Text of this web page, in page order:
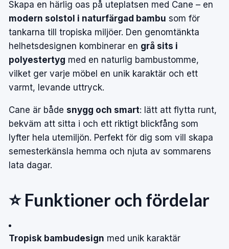
Skapa en härlig oas på uteplatsen med Cane – en
modern solstol i naturfärgad bambu som för
tankarna till tropiska miljöer. Den genomtänkta
helhetsdesignen kombinerar en grå sits i
polyestertyg med en naturlig bambustomme,
vilket ger varje möbel en unik karaktär och ett
varmt, levande uttryck.
Cane är både snygg och smart: lätt att flytta runt,
bekväm att sitta i och ett riktigt blickfång som
lyfter hela utemiljön. Perfekt för dig som vill skapa
semesterkänsla hemma och njuta av sommarens
lata dagar.
⭐ Funktioner och fördelar
Tropisk bambudesign med unik karaktär